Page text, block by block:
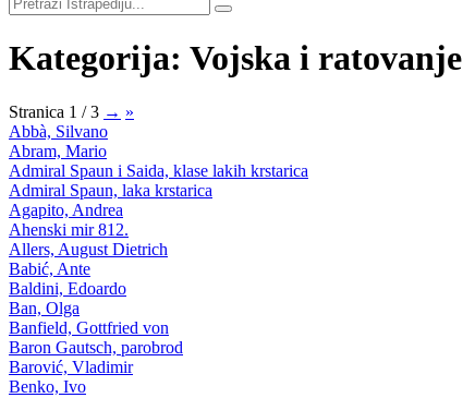
Kategorija: Vojska i ratovanje
Stranica 1 / 3 → »
Abbà, Silvano
Abram, Mario
Admiral Spaun i Saida, klase lakih krstarica
Admiral Spaun, laka krstarica
Agapito, Andrea
Ahenski mir 812.
Allers, August Dietrich
Babić, Ante
Baldini, Edoardo
Ban, Olga
Banfield, Gottfried von
Baron Gautsch, parobrod
Barović, Vladimir
Benko, Ivo